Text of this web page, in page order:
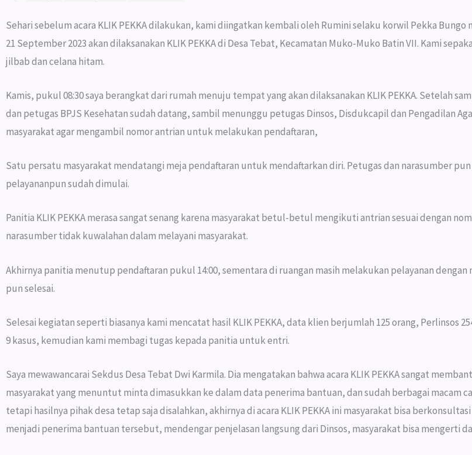
Sehari sebelum acara KLIK PEKKA dilakukan, kami diingatkan kembali oleh Rumini selaku korwil Pekka
21 September 2023 akan dilaksanakan KLIK PEKKA di Desa Tebat, Kecamatan Muko-Muko Batin VII. Kami
jilbab dan celana hitam.
Kamis, pukul 08:30 saya berangkat dari rumah menuju tempat yang akan dilaksanakan KLIK PEKKA. Setelah
dan petugas BPJS Kesehatan sudah datang, sambil menunggu petugas Dinsos, Disdukcapil dan Pengadilan
masyarakat agar mengambil nomor antrian untuk melakukan pendaftaran,
Satu persatu masyarakat mendatangi meja pendaftaran untuk mendaftarkan diri. Petugas dan narasumber
pelayananpun sudah dimulai.
Panitia KLIK PEKKA merasa sangat senang karena masyarakat betul-betul mengikuti antrian sesuai dengan
narasumber tidak kuwalahan dalam melayani masyarakat.
Akhirnya panitia menutup pendaftaran pukul 14:00, sementara di ruangan masih melakukan pelayanan
pun selesai.
Selesai kegiatan seperti biasanya kami mencatat hasil KLIK PEKKA, data klien berjumlah 125 orang, Perlinsos
9 kasus, kemudian kami membagi tugas kepada panitia untuk entri.
Saya mewawancarai Sekdus Desa Tebat Dwi Karmila. Dia mengatakan bahwa acara KLIK PEKKA sangat
masyarakat yang menuntut minta dimasukkan ke dalam data penerima bantuan, dan sudah berbagai macam
tetapi hasilnya pihak desa tetap saja disalahkan, akhirnya di acara KLIK PEKKA ini masyarakat bisa
menjadi penerima bantuan tersebut, mendengar penjelasan langsung dari Dinsos, masyarakat bisa mengerti